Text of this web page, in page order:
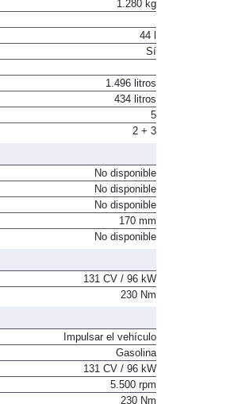
44 l
1.496 litros
434 litros
5
No disponible
No disponible
No disponible
170 mm
131 CV / 96 kW
Impulsar el vehículo
Gasolina
131 CV / 96 kW
5.500 rpm